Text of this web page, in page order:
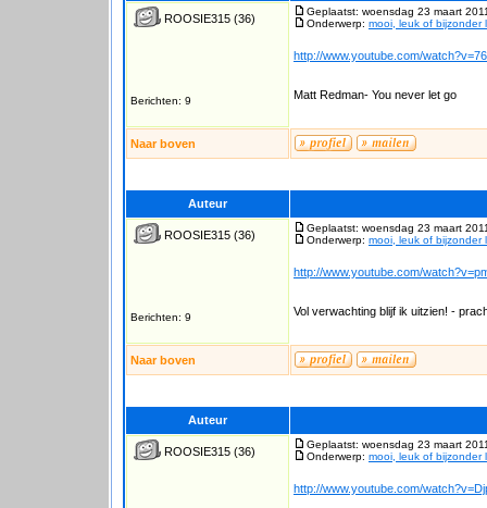
ROOSIE315 (36)
Berichten: 9
Geplaatst: woensdag 23 maart
Onderwerp: mooi, leuk of bijzonder
http://www.youtube.com/
Matt Redman- You never let go
Naar boven
Auteur
ROOSIE315 (36)
Berichten: 9
Geplaatst: woensdag 23 maart
Onderwerp: mooi, leuk of bijzonder
http://www.youtube.com/
Vol verwachting blijf ik uitzien! -
Naar boven
Auteur
ROOSIE315 (36)
Geplaatst: woensdag 23 maart
Onderwerp: mooi, leuk of bijzonder
http://www.youtube.com/